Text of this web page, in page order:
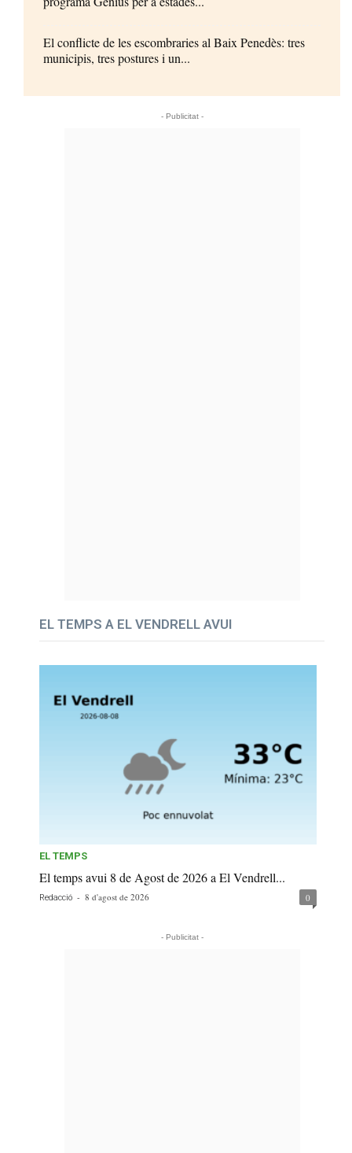
El conflicte de les escombraries al Baix Penedès: tres
municipis, tres postures i un...
- Publicitat -
EL TEMPS A EL VENDRELL AVUI
EL TEMPS
El temps avui 8 de Agost de 2026 a El Vendrell...
Redacció - 8 d'agost de 2026 0
- Publicitat -